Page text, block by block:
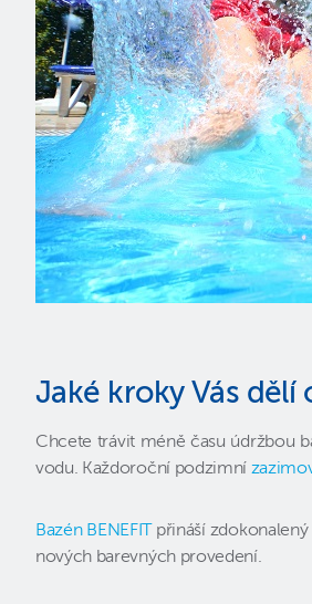
Jaké kroky Vás dělí
Chcete trávit méně času údržbou
vodu. Každoroční podzimní
Bazén BENEFIT
přináší
nových barevných provedení.